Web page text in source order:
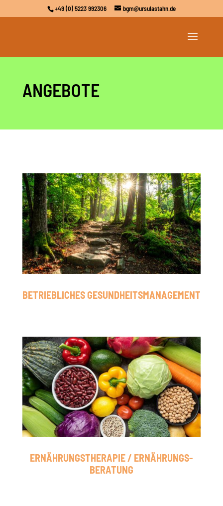
+49 (0) 5223 992306 bgm@ursulastahn.de
ANGEBOTE
BETRIEBLICHES GESUNDHEITS­MANAGEMENT
ERNÄHRUNGS­THERAPIE / ERNÄHRUNGS­
BERATUNG